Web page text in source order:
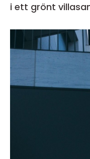
i ett grönt